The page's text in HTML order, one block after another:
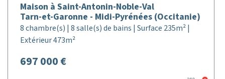
Maison à Saint-Antonin-Noble-Val
Tarn-et-Garonne - Midi-Pyrénées (Occitanie)
8 chambre(s) | 8 salle(s) de bains | Surface 235m² |
Extérieur 473m²
697 000 €